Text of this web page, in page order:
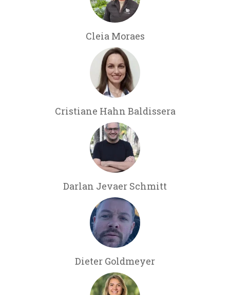
Cleia Moraes
Cristiane Hahn Baldissera
Darlan Jevaer Schmitt
Dieter Goldmeyer